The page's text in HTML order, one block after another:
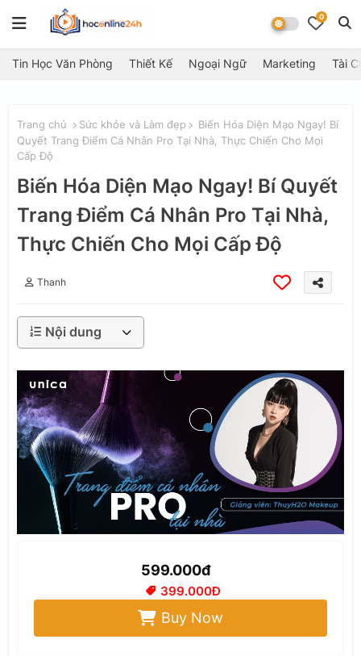
0
Tin Học Văn Phòng Thiết Kế Ngoại Ngữ Marketing Tài
Trang chủ Sức khỏe và Làm đẹp
Biến Hóa Diện Mạo Ngay! Bí
Quyết Trang Điểm Cá Nhân Pro Tại Nhà, Thực Chiến Cho Mọi
Cấp Độ
Biến Hóa Diện Mạo Ngay! Bí Quyết
Trang Điểm Cá Nhân Pro Tại Nhà,
Thực Chiến Cho Mọi Cấp Độ
Thanh
Nội dung
599.000đ
399.000Đ
Buy Now